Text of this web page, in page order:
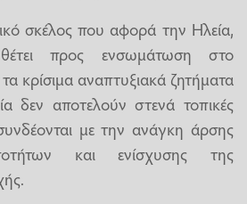
σκέλος που αφορά την Ηλεία,
προς ενσωμάτωση στο
κρίσιμα αναπτυξιακά ζητήματα
δεν αποτελούν στενά τοπικές
με την ανάγκη άρσης
και ενίσχυσης της